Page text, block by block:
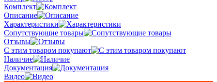
Комплект
Описание
Характеристики
Сопутствующие товары
Отзывы
С этим товаром покупают
Наличие
Документация
Видео